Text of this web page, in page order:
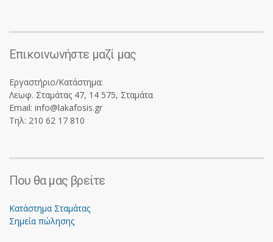
Επικοινωνήστε μαζί μας
Εργαστήριο/Κατάστημα:
Λεωφ. Σταμάτας 47, 14 575, Σταμάτα
Email: info@lakafosis.gr
Τηλ: 210 62 17 810
Που θα μας βρείτε
Κατάστημα Σταμάτας
Σημεία πώλησης